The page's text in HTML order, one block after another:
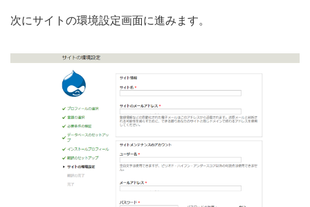
次にサイトの環境設定画面に進みます。